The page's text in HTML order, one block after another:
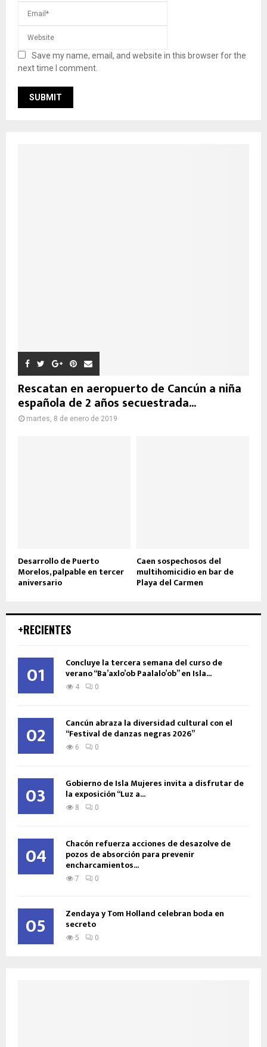
Save my name, email, and website in this browser for the
next time I comment.
Rescatan en aeropuerto de Cancún a niña
española de 2 años secuestrada...
martes, 8 de enero de 2019
Desarrollo de Puerto
Morelos, palpable en tercer
aniversario
Caen sospechosos del
multihomicidio en bar de
Playa del Carmen
+RECIENTES
01 Concluye la tercera semana del curso de
verano “Ba’axlo’ob Paalalo’ob” en Isla...
4 0
02 Cancún abraza la diversidad cultural con el
“Festival de danzas negras 2026”
6 0
03 Gobierno de Isla Mujeres invita a disfrutar de
la exposición “Luz a...
8 0
04 Chacón refuerza acciones de desazolve de
pozos de absorción para prevenir
encharcamientos...
7 0
05 Zendaya y Tom Holland celebran boda en
secreto
5 0